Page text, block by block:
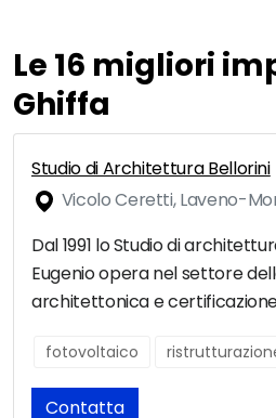
Le 16 migliori
Ghiffa
Studio di Architettura Bellorini
Vicolo Ceretti, Laveno-
Dal 1991 lo Studio di
Eugenio opera nel settore
architettonica e
fotovoltaico
Contatta